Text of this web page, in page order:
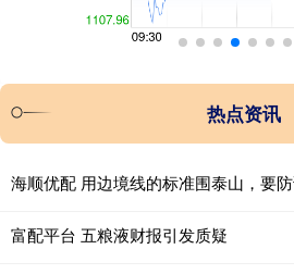
热点资讯
富配平台 五粮液财报引发质疑